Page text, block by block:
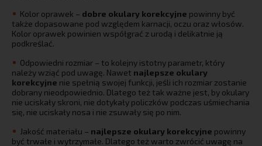
Kolor oprawek – dobre okulary korekcyjne powinny być
także dopasowane pod względem karnacji, oczu oraz włosów.
Kolor oprawek powinien współgrać z urodą i delikatnie ją
podkreślać.
Odpowiedni rozmiar – to kolejny istotny parametr, który
należy wziąć pod uwagę. Nawet najlepsze okulary
korekcyjne nie spełnią swojej funkcji, jeśli ich rozmiar zostanie
dobrany nieodpowiednio. Dlatego też tak ważne jest, by okulary
nie uciskały skroni, nie dotykały policzków podczas uśmiechania
się, nie uciskały nosa i nie zsuwały się po nim.
Jakość materiału – najlepsze okulary korekcyjne powinny
być trwałe i wytrzymałe. Dlatego też warto zwrócić uwagę na